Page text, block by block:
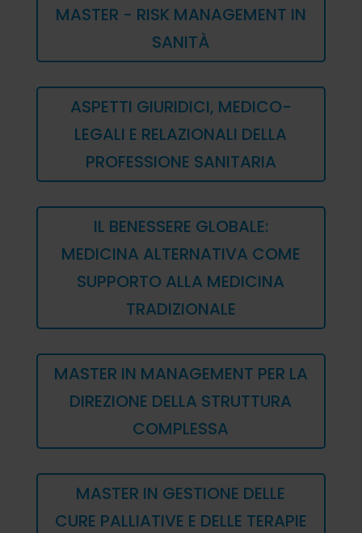
MASTER - RISK MANAGEMENT IN
SANITÀ
ASPETTI GIURIDICI, MEDICO-
LEGALI E RELAZIONALI DELLA
PROFESSIONE SANITARIA
IL BENESSERE GLOBALE:
MEDICINA ALTERNATIVA COME
SUPPORTO ALLA MEDICINA
TRADIZIONALE
MASTER IN MANAGEMENT PER LA
DIREZIONE DELLA STRUTTURA
COMPLESSA
MASTER IN GESTIONE DELLE
CURE PALLIATIVE E DELLE TERAPIE